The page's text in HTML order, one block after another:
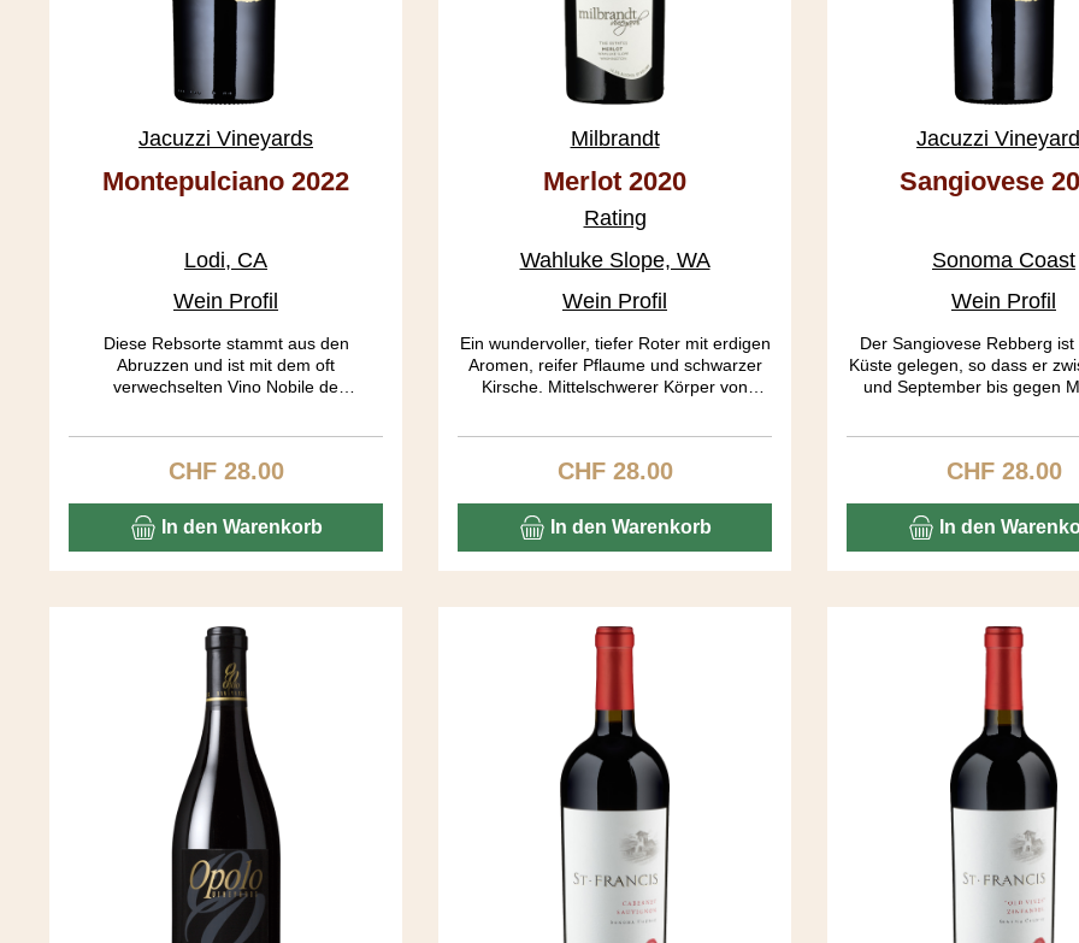
Jacuzzi Vineyards
Montepulciano 2022
Lodi, CA
Wein Profil
Diese Rebsorte stammt aus den
Abruzzen und ist mit dem oft
verwechselten Vino Nobile de
soviel Farbe und Tannine ab, dass
Wein ist wunderbar ausgewogen, dies
aber auf einem hohen Level. Recht hohe
bilden ein spannendes Aromenrad, das
sich im Abgang ständig dreht.
Regulärer Preis:
CHF 28.00
In den Warenkorb
Milbrandt
Merlot 2020
Rating
Wahluke Slope, WA
Wein Profil
Ein wundervoller, tiefer Roter mit erdigen
Aromen, reifer Pflaume und schwarzer
Kirsche. Mittelschwerer Körper von
Abgang.
Regulärer Preis:
CHF 28.00
In den Warenkorb
Jacuzzi
Sangiovese
Sonoma Coast
Wein Profil
Der Sangiovese Rebberg
Küste gelegen, so dass er
und September bis gegen
Ernte bis Ende Oktober
Trauben. Die
lange, da sie auch
frischbeerig, rosig,
pilzig. Der Körper ist
Abgang lang und
Regulärer
CHF 28.00
In den